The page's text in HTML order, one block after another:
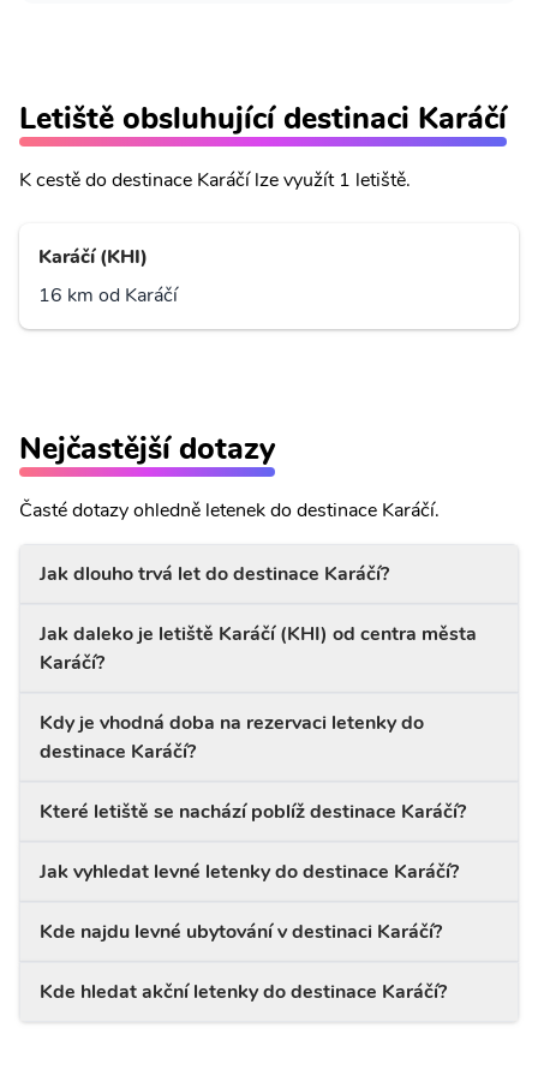
Letiště obsluhující destinaci Karáčí
K cestě do destinace Karáčí lze využít 1 letiště.
Karáčí (KHI)
16 km od Karáčí
Nejčastější dotazy
Časté dotazy ohledně letenek do destinace Karáčí.
Jak dlouho trvá let do destinace Karáčí?
Jak daleko je letiště Karáčí (KHI) od centra města
Karáčí?
Kdy je vhodná doba na rezervaci letenky do
destinace Karáčí?
Které letiště se nachází poblíž destinace Karáčí?
Jak vyhledat levné letenky do destinace Karáčí?
Kde najdu levné ubytování v destinaci Karáčí?
Kde hledat akční letenky do destinace Karáčí?